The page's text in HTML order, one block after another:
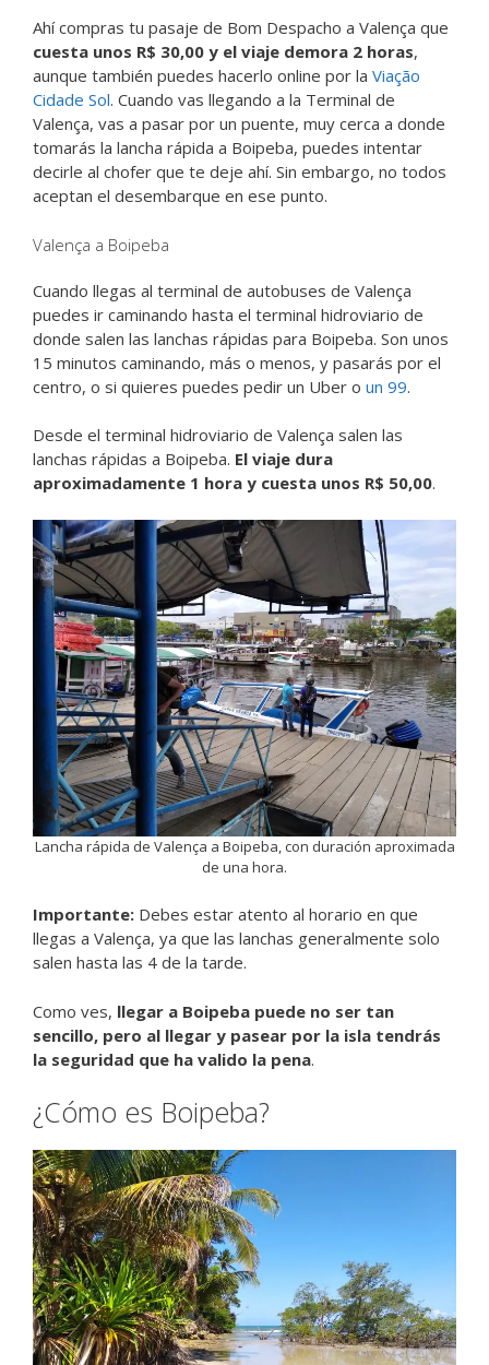
Ahí compras tu pasaje de Bom Despacho a Valença que
cuesta unos R$ 30,00 y el viaje demora 2 horas,
aunque también puedes hacerlo online por la Viação
Cidade Sol. Cuando vas llegando a la Terminal de
Valença, vas a pasar por un puente, muy cerca a donde
tomarás la lancha rápida a Boipeba, puedes intentar
decirle al chofer que te deje ahí. Sin embargo, no todos
aceptan el desembarque en ese punto.
Valença a Boipeba
Cuando llegas al terminal de autobuses de Valença
puedes ir caminando hasta el terminal hidroviario de
donde salen las lanchas rápidas para Boipeba. Son unos
15 minutos caminando, más o menos, y pasarás por el
centro, o si quieres puedes pedir un Uber o un 99.
Desde el terminal hidroviario de Valença salen las
lanchas rápidas a Boipeba. El viaje dura
aproximadamente 1 hora y cuesta unos R$ 50,00.
Lancha rápida de Valença a Boipeba, con duración aproximada
de una hora.
Importante: Debes estar atento al horario en que
llegas a Valença, ya que las lanchas generalmente solo
salen hasta las 4 de la tarde.
Como ves, llegar a Boipeba puede no ser tan
sencillo, pero al llegar y pasear por la isla tendrás
la seguridad que ha valido la pena.
¿Cómo es Boipeba?